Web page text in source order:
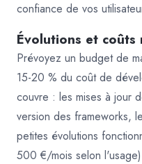
confiance de vos
Évolutions et coûts
Prévoyez un budget de
15-20 % du coût de
couvre : les mises à jour
version des frameworks,
petites évolutions
500 €/mois selon